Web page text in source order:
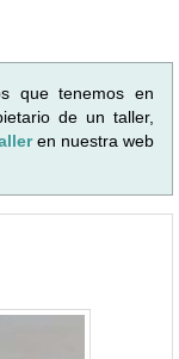
que tenemos en
de un taller,
en nuestra web